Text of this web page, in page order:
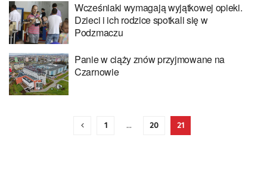
Wcześniaki wymagają wyjątkowej opieki.
Dzieci i ich rodzice spotkali się w
Podzmaczu
Panie w ciąży znów przyjmowane na
Czarnowie
1 … 20 21